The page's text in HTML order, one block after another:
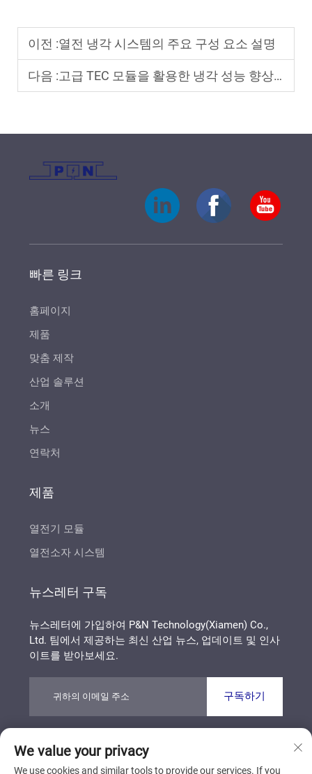
이전 :열전 냉각 시스템의 주요 구성 요소 설명
다음 :고급 TEC 모듈을 활용한 냉각 성능 향상 방법
빠른 링크
홈페이지
제품
맞춤 제작
산업 솔루션
소개
뉴스
연락처
제품
열전기 모듈
열전소자 시스템
뉴스레터 구독
뉴스레터에 가입하여 P&N Technology(Xiamen) Co.,
Ltd. 팀에서 제공하는 최신 산업 뉴스, 업데이트 및 인사
이트를 받아보세요.
구독하기
Copyright © P&N Technology (Xiamen) Co., Ltd. All
Rights Reserved
개인정보 보호정책 블로그
We value your privacy
We use cookies and similar tools to provide our services. If you